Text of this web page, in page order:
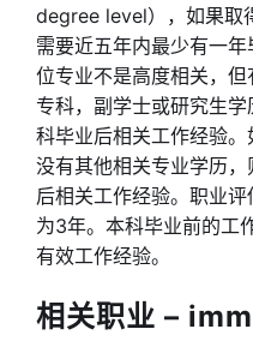
degree level），如果取
需要近五年内最少有一
位专业不是高度相关，
专科，副学士或研究生
科毕业后相关工作经验
没有其他相关专业学历
后相关工作经验。职业
为3年。本科毕业前的工
有效工作经验。
相关职业 –